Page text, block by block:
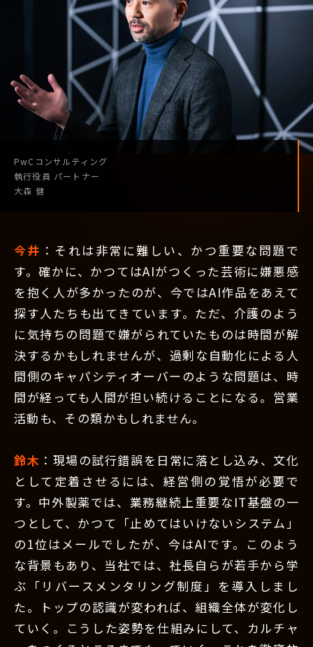
PwCコンサルティング
執行役員 パートナー
大森 健
今井 ：それは非常に難しい、かつ重要な問題で
す。確かに、かつてはAIがつくった芸術に嫌悪感
を抱く人が多かったのが、今ではAI作品をあえて
探す人たちも出てきています。ただ、介護のよう
に気持ちの問題で嫌がられていたものは時間が解
決するかもしれませんが、過剰な自動化による人
間側のキャパシティオーバーのような問題は、時
間が経っても人間が担い続けることになる。営業
活動も、その類かもしれません。
鈴木 ：現場の試行錯誤を日常に落とし込み、文化
として定着させるには、経営側の覚悟が必要で
す。中外製薬では、業務継続上重要なIT基盤の一
つとして、かつて「止めてはいけないシステム」
の1位はメールでしたが、今はAIです。このよう
な背景もあり、当社では、社長自らが若手から学
ぶ「リバースメンタリング制度」を導入しまし
た。トップの認識が変われば、組織全体が変化し
ていく。こうした姿勢を仕組みにして、カルチャ